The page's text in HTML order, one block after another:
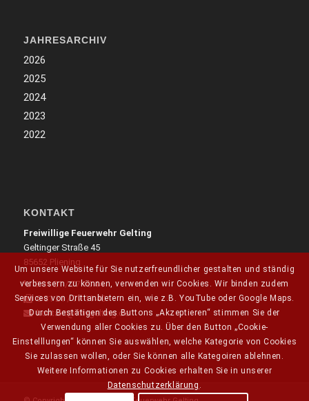
JAHRESARCHIV
2026
2025
2024
2023
2022
KONTAKT
Freiwillige Feuerwehr Gelting
Geltinger Straße 45
85652 Pliening
0 81 21 / 77 10 44
0 81 21 / 77 11 40
kontakt@ffwgelting.de
Um unsere Website für Sie nutzerfreundlicher gestalten und ständig
verbessern zu können, verwenden wir Cookies. Wir binden zudem
Services von Drittanbietern ein, wie z.B. YouTube oder Google Maps.
Durch Bestätigen des Buttons „Akzeptieren“ stimmen Sie der
Verwendung aller Cookies zu. Über den Button „Cookie-
Einstelllungen“ können Sie auswählen, welche Kategorie von Cookies
Sie zulassen wollen, oder Sie können alle Kategoiren ablehnen.
Weitere Informationen zu Cookies erhalten Sie in unserer
Datenschutzerklärung .